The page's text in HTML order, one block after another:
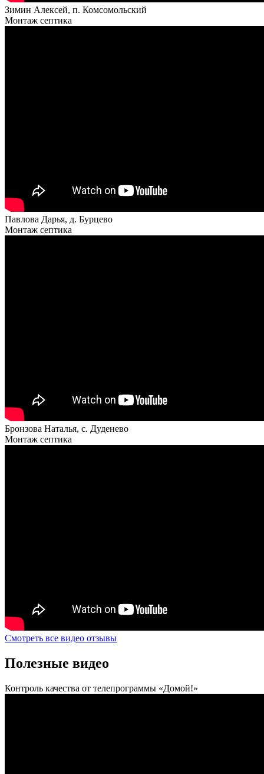
Зимин Алексей, п. Комсомольский
Монтаж септика
Павлова Дарья, д. Бурцево
Монтаж септика
Бронзова Наталья, с. Дуденево
Монтаж септика
Смотреть все видео отзывы
Полезные видео
Контроль качества от телепрограммы «Домой!»